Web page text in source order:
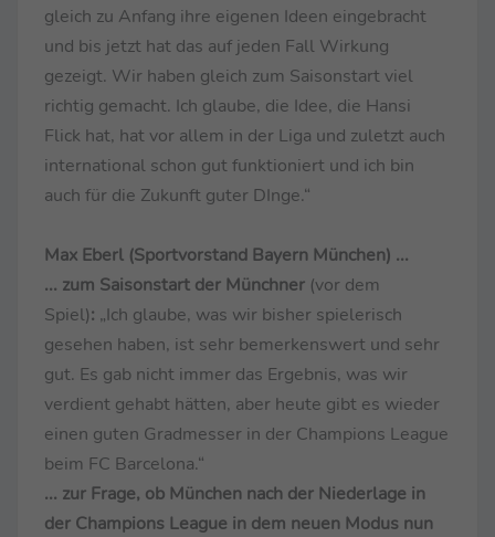
gleich zu Anfang ihre eigenen Ideen eingebracht
und bis jetzt hat das auf jeden Fall Wirkung
gezeigt. Wir haben gleich zum Saisonstart viel
richtig gemacht. Ich glaube, die Idee, die Hansi
Flick hat, hat vor allem in der Liga und zuletzt auch
international schon gut funktioniert und ich bin
auch für die Zukunft guter DInge.“
Max Eberl (Sportvorstand Bayern München) ...
... zum Saisonstart der Münchner (vor dem
Spiel): „Ich glaube, was wir bisher spielerisch
gesehen haben, ist sehr bemerkenswert und sehr
gut. Es gab nicht immer das Ergebnis, was wir
verdient gehabt hätten, aber heute gibt es wieder
einen guten Gradmesser in der Champions League
beim FC Barcelona.“
... zur Frage, ob München nach der Niederlage in
der Champions League in dem neuen Modus nun